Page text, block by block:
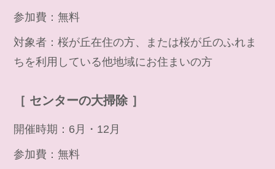
参加費：無料
対象者：桜が丘在住の方、または桜が丘のふれま
ちを利用している他地域にお住まいの方
［ センターの大掃除 ］
開催時期：6月・12月
参加費：無料